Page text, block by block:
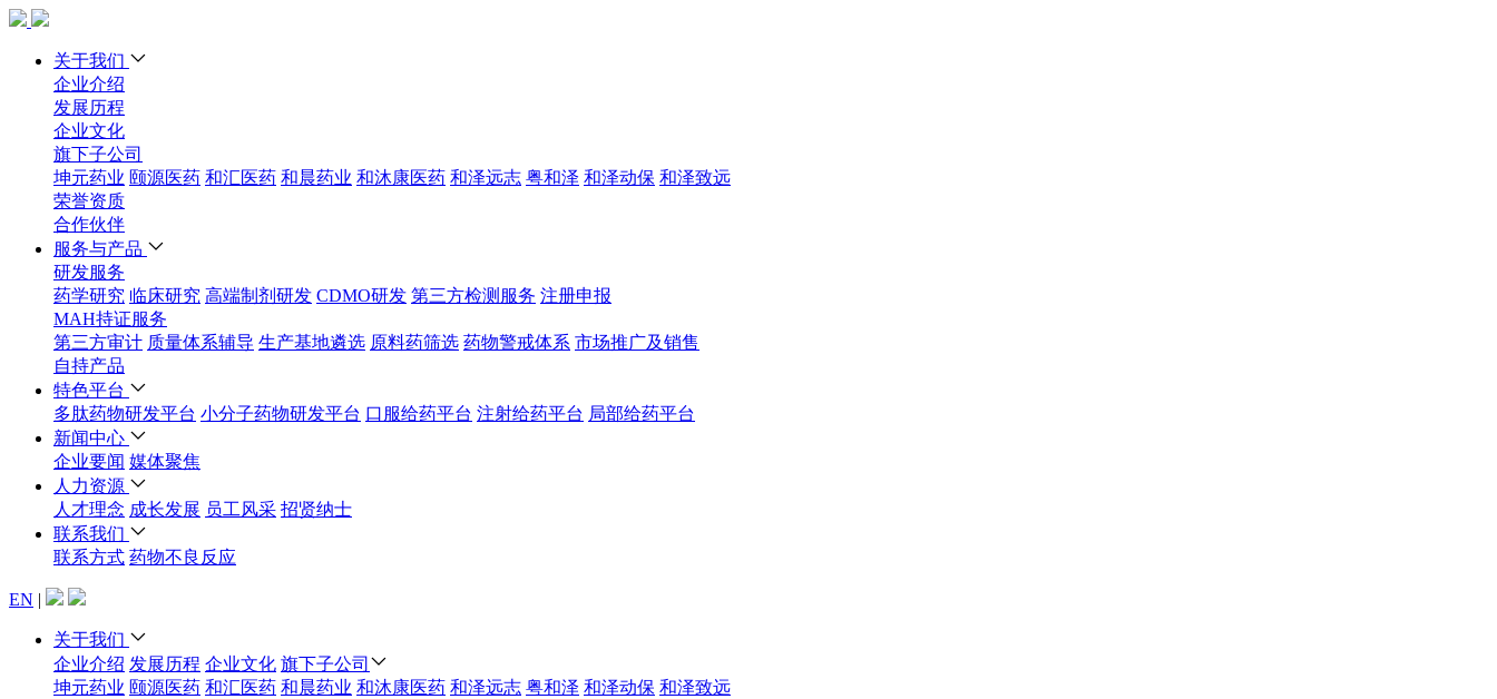
关于我们
企业介绍
发展历程
企业文化
旗下子公司
坤元药业 颐源医药 和汇医药 和晨药业 和沐康医药 和泽远志 粤和泽 和泽动保 和泽致远
荣誉资质
合作伙伴
服务与产品
研发服务
药学研究 临床研究 高端制剂研发 CDMO研发 第三方检测服务 注册申报
MAH持证服务
第三方审计 质量体系辅导 生产基地遴选 原料药筛选 药物警戒体系 市场推广及销售
自持产品
特色平台
多肽药物研发平台 小分子药物研发平台 口服给药平台 注射给药平台 局部给药平台
新闻中心
企业要闻 媒体聚焦
人力资源
人才理念 成长发展 员工风采 招贤纳士
联系我们
联系方式 药物不良反应
EN |
关于我们
企业介绍 发展历程 企业文化 旗下子公司
坤元药业 颐源医药 和汇医药 和晨药业 和沐康医药 和泽远志 粤和泽 和泽动保 和泽致远